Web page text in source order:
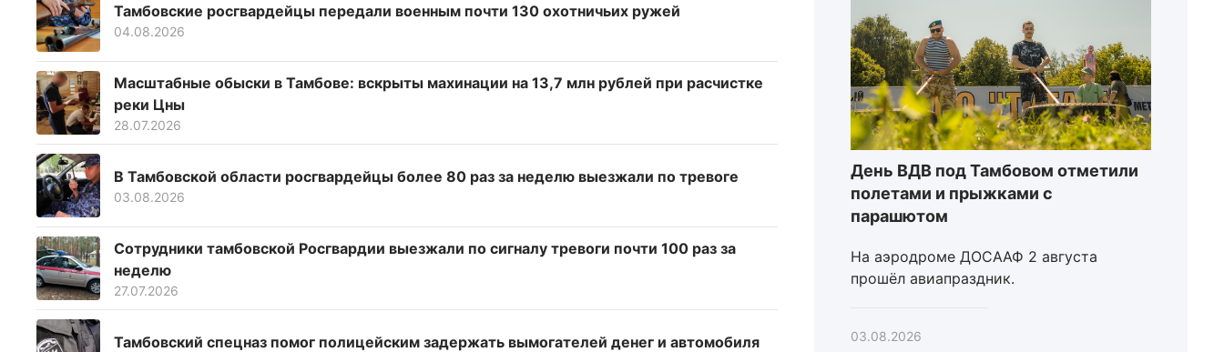
Тамбовские росгвардейцы передали военным почти 130 охотничьих ружей
04.08.2026
Масштабные обыски в Тамбове: вскрыты махинации на 13,7 млн рублей при расчистке
реки Цны
28.07.2026
В Тамбовской области росгвардейцы более 80 раз за неделю выезжали по тревоге
03.08.2026
Сотрудники тамбовской Росгвардии выезжали по сигналу тревоги почти 100 раз за
неделю
27.07.2026
Тамбовский спецназ помог полицейским задержать вымогателей денег и автомобиля
День ВДВ под Тамбовом отметили
полетами и прыжками с
парашютом
На аэродроме ДОСААФ 2 августа
прошёл авиапраздник.
03.08.2026